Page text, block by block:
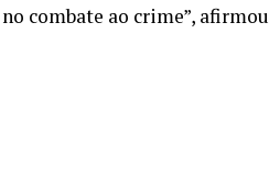
combate ao crime”, afirmou